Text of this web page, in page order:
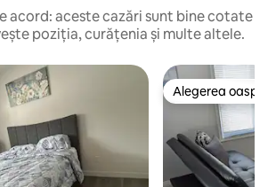
acord: aceste cazări sunt bine cotate
poziția, curățenia și multe altele.
Alegerea
Alegerea